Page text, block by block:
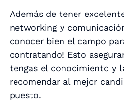
Además de tener
networking y
conocer bien el campo
contratando! Esto
tengas el conocimiento y
recomendar al mejor
puesto.